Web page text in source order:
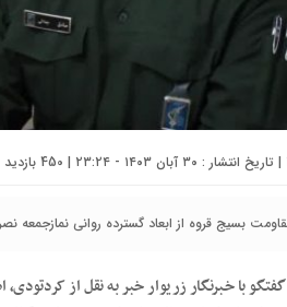
بسیج قروه از ابعاد گسترده روانی نمازجمعه